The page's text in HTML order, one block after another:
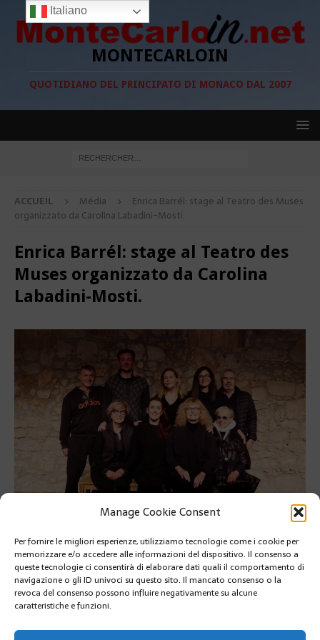
Manage Cookie Consent
Per fornire le migliori esperienze, utilizziamo tecnologie come i cookie per
memorizzare e/o accedere alle informazioni del dispositivo. Il consenso a
queste tecnologie ci consentirà di elaborare dati quali il comportamento di
navigazione o gli ID univoci su questo sito. Il mancato consenso o la
revoca del consenso possono influire negativamente su alcune
caratteristiche e funzioni.
MONTECARLOIN
QUOTIDIANO DEL PRINCIPATO DI MONACO DAL 2007
ACCUEIL Média
Enrica Barrél: stage al Teatro des Muses
organizzato da Carolina Labadini-Mosti.
Enrica Barrél: stage al Teatro des
Muses organizzato da Carolina
Labadini-Mosti.
Enrica Barrél: stage al Teatro des Muses organizzato da Carolina
Labadini-Mosti.
Enrica Barrél: stage al Teatro des Muses organizzato da
Carolina Labadini-Mosti.
Italiano